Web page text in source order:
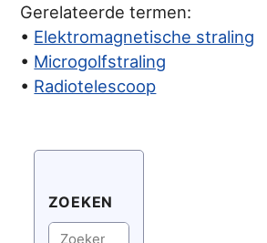
Gerelateerde termen:
• Elektromagnetische straling
• Microgolfstraling
• Radiotelescoop
ZOEKEN
Zoeken